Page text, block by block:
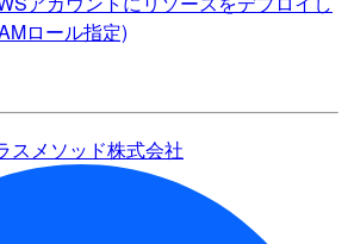
ロール指定)
スメソッド株式会社